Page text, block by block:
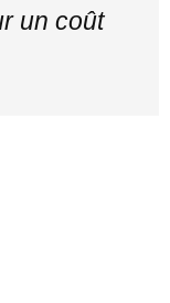
un coût